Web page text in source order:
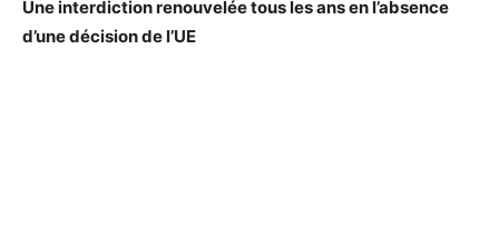
Une interdiction renouvelée tous les ans en l’absence
d’une décision de l’UE